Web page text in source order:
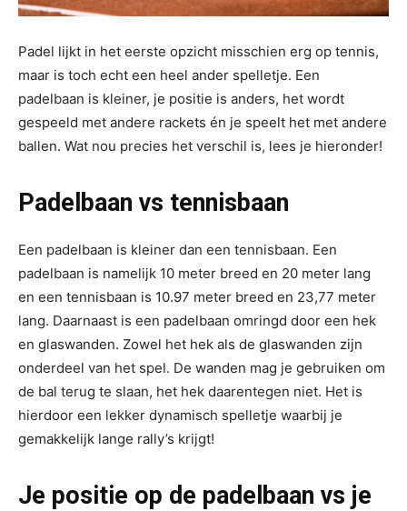
Padel lijkt in het eerste opzicht misschien erg op tennis,
maar is toch echt een heel ander spelletje. Een
padelbaan is kleiner, je positie is anders, het wordt
gespeeld met andere rackets én je speelt het met andere
ballen. Wat nou precies het verschil is, lees je hieronder!
Padelbaan vs tennisbaan
Een padelbaan is kleiner dan een tennisbaan. Een
padelbaan is namelijk 10 meter breed en 20 meter lang
en een tennisbaan is 10.97 meter breed en 23,77 meter
lang. Daarnaast is een padelbaan omringd door een hek
en glaswanden. Zowel het hek als de glaswanden zijn
onderdeel van het spel. De wanden mag je gebruiken om
de bal terug te slaan, het hek daarentegen niet. Het is
hierdoor een lekker dynamisch spelletje waarbij je
gemakkelijk lange rally’s krijgt!
Je positie op de padelbaan vs je